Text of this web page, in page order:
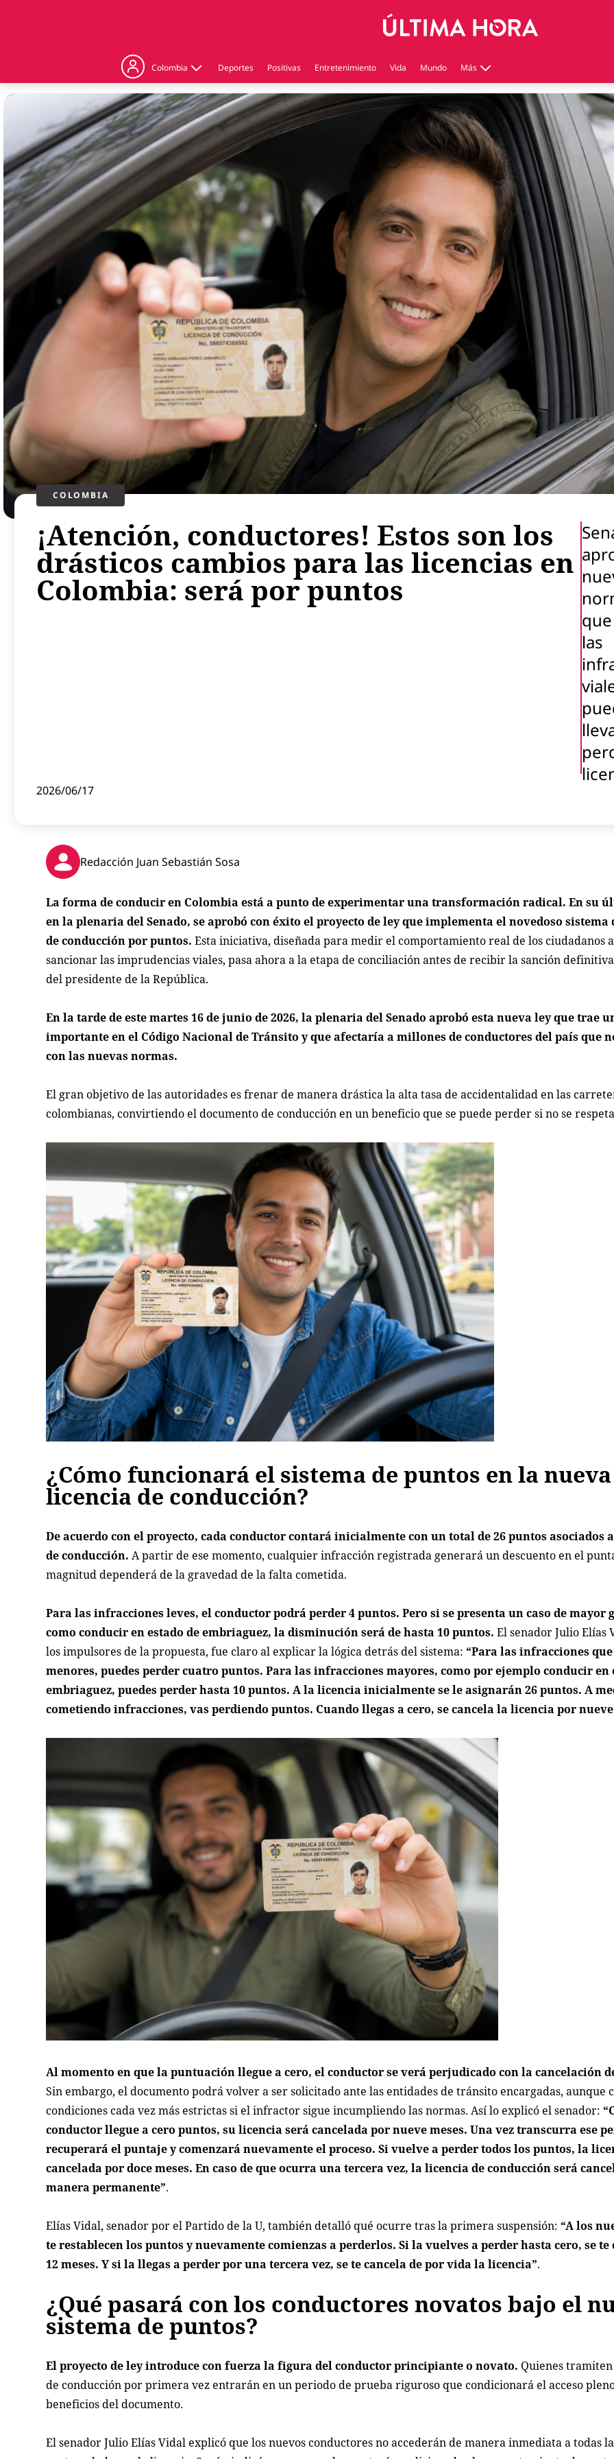
Colombia
Judicial
Politica
Regiones
Deportes Positivas Entretenimiento Vida Mundo Más
Virales
Tecnología
Economía
Estilo de vida
Contenido patrocinado
Instagram
COLOMBIA
¡Atención, conductores! Estos son los
drásticos cambios para las licencias en
Colombia: será por puntos
las
2026/06/17
Redacción Juan Sebastián Sosa
La forma de conducir en Colombia está a punto de experimentar una transformación radical. En su
en la plenaria del Senado, se aprobó con éxito el proyecto de ley que implementa el novedoso sistema
de conducción por puntos. Esta iniciativa, diseñada para medir el comportamiento real de los ciudadanos
sancionar las imprudencias viales, pasa ahora a la etapa de conciliación antes de recibir la sanción
del presidente de la República.
En la tarde de este martes 16 de junio de 2026, la plenaria del Senado aprobó esta nueva ley que trae
importante en el Código Nacional de Tránsito y que afectaría a millones de conductores del país que
con las nuevas normas.
El gran objetivo de las autoridades es frenar de manera drástica la alta tasa de accidentalidad en las
colombianas, convirtiendo el documento de conducción en un beneficio que se puede perder si no se
¿Cómo funcionará el sistema de puntos en la nueva
licencia de conducción?
De acuerdo con el proyecto, cada conductor contará inicialmente con un total de 26 puntos asociados
de conducción. A partir de ese momento, cualquier infracción registrada generará un descuento en el
magnitud dependerá de la gravedad de la falta cometida.
Para las infracciones leves, el conductor podrá perder 4 puntos. Pero si se presenta un caso de mayor
como conducir en estado de embriaguez, la disminución será de hasta 10 puntos. El senador Julio Elías
los impulsores de la propuesta, fue claro al explicar la lógica detrás del sistema: “Para las infracciones
menores, puedes perder cuatro puntos. Para las infracciones mayores, como por ejemplo conducir en
embriaguez, puedes perder hasta 10 puntos. A la licencia inicialmente se le asignarán 26 puntos. A
cometiendo infracciones, vas perdiendo puntos. Cuando llegas a cero, se cancela la licencia por nueve
Al momento en que la puntuación llegue a cero, el conductor se verá perjudicado con la cancelación
Sin embargo, el documento podrá volver a ser solicitado ante las entidades de tránsito encargadas, aunque
condiciones cada vez más estrictas si el infractor sigue incumpliendo las normas. Así lo explicó el senador:
conductor llegue a cero puntos, su licencia será cancelada por nueve meses. Una vez transcurra ese
recuperará el puntaje y comenzará nuevamente el proceso. Si vuelve a perder todos los puntos, la
cancelada por doce meses. En caso de que ocurra una tercera vez, la licencia de conducción será
manera permanente”.
Elías Vidal, senador por el Partido de la U, también detalló qué ocurre tras la primera suspensión: “A los
te restablecen los puntos y nuevamente comienzas a perderlos. Si la vuelves a perder hasta cero, se te
12 meses. Y si la llegas a perder por una tercera vez, se te cancela de por vida la licencia”.
¿Qué pasará con los conductores novatos bajo el
sistema de puntos?
El proyecto de ley introduce con fuerza la figura del conductor principiante o novato. Quienes
de conducción por primera vez entrarán en un periodo de prueba riguroso que condicionará el acceso
beneficios del documento.
El senador Julio Elías Vidal explicó que los nuevos conductores no accederán de manera inmediata a todas